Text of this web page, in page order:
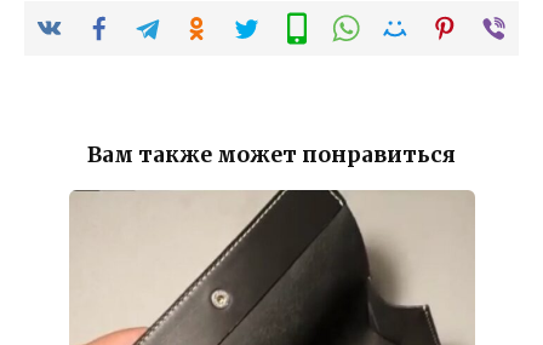
Вам также может понравиться